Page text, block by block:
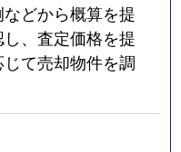
どから概算を提
、査定価格を提
て売却物件を調